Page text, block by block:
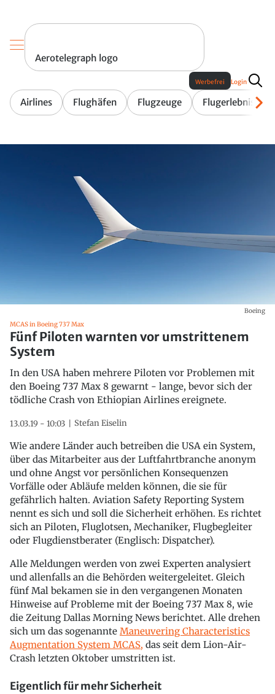
Aerotelegraph logo
Airlines Flughäfen Flugzeuge Flugerlebnis
Werbefrei Login
Boeing
MCAS in Boeing 737 Max
Fünf Piloten warnten vor umstrittenem
System
In den USA haben mehrere Piloten vor Problemen mit
den Boeing 737 Max 8 gewarnt - lange, bevor sich der
tödliche Crash von Ethiopian Airlines ereignete.
13.03.19 - 10:03 Stefan Eiselin
Wie andere Länder auch betreiben die USA ein System,
über das Mitarbeiter aus der Luftfahrtbranche anonym
und ohne Angst vor persönlichen Konsequenzen
Vorfälle oder Abläufe melden können, die sie für
gefährlich halten. Aviation Safety Reporting System
nennt es sich und soll die Sicherheit erhöhen. Es richtet
sich an Piloten, Fluglotsen, Mechaniker, Flugbegleiter
oder Flugdienstberater (Englisch: Dispatcher).
Alle Meldungen werden von zwei Experten analysiert
und allenfalls an die Behörden weitergeleitet. Gleich
fünf Mal bekamen sie in den vergangenen Monaten
Hinweise auf Probleme mit der Boeing 737 Max 8, wie
die Zeitung Dallas Morning News berichtet. Alle drehen
sich um das sogenannte Maneuvering Characteristics
Augmentation System MCAS, das seit dem Lion-Air-
Crash letzten Oktober umstritten ist.
Eigentlich für mehr Sicherheit